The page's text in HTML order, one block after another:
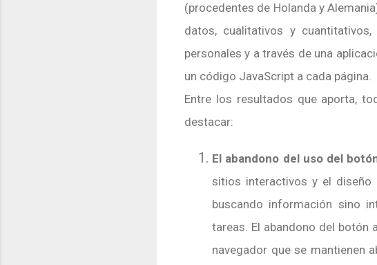
(procedentes de Holanda y
datos, cualitativos y
personales y a través de una
un código JavaScript a cada página.
Entre los resultados que aporta,
destacar:
El abandono del uso del
sitios interactivos y el diseño
buscando información sino
tareas. El abandono del botón
navegador que se mantienen